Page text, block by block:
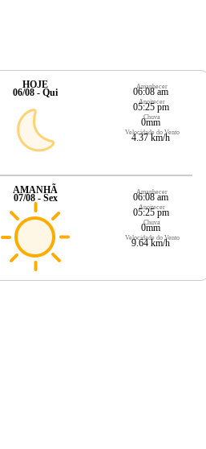
HOJE
06/08 - Qui
Amanhecer
06:08 am
Anoitecer
05:25 pm
Chuva
0mm
Velocidade do Vento
4.37 km/h
AMANHÃ
07/08 - Sex
Amanhecer
06:08 am
Anoitecer
05:25 pm
Chuva
0mm
Velocidade do Vento
9.64 km/h